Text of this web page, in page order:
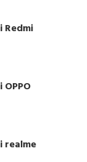
Redmi
realme